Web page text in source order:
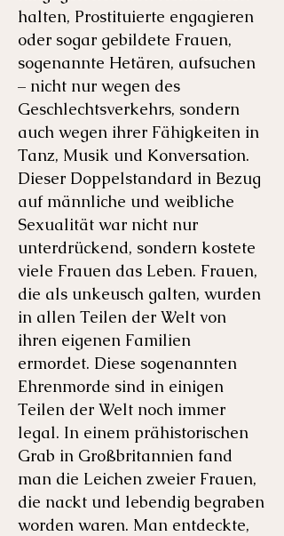
halten, Prostituierte engagieren
oder sogar gebildete Frauen,
sogenannte Hetären, aufsuchen
– nicht nur wegen des
Geschlechtsverkehrs, sondern
auch wegen ihrer Fähigkeiten in
Tanz, Musik und Konversation.
Dieser Doppelstandard in Bezug
auf männliche und weibliche
Sexualität war nicht nur
unterdrückend, sondern kostete
viele Frauen das Leben. Frauen,
die als unkeusch galten, wurden
in allen Teilen der Welt von
ihren eigenen Familien
ermordet. Diese sogenannten
Ehrenmorde sind in einigen
Teilen der Welt noch immer
legal. In einem prähistorischen
Grab in Großbritannien fand
man die Leichen zweier Frauen,
die nackt und lebendig begraben
worden waren. Man entdeckte,